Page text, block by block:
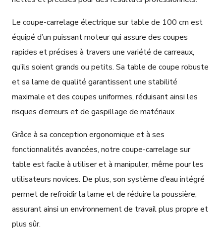
Le coupe-carrelage électrique sur table de 100 cm est
équipé d’un puissant moteur qui assure des coupes
rapides et précises à travers une variété de carreaux,
qu’ils soient grands ou petits. Sa table de coupe robuste
et sa lame de qualité garantissent une stabilité
maximale et des coupes uniformes, réduisant ainsi les
risques d’erreurs et de gaspillage de matériaux.
Grâce à sa conception ergonomique et à ses
fonctionnalités avancées, notre coupe-carrelage sur
table est facile à utiliser et à manipuler, même pour les
utilisateurs novices. De plus, son système d’eau intégré
permet de refroidir la lame et de réduire la poussière,
assurant ainsi un environnement de travail plus propre et
plus sûr.